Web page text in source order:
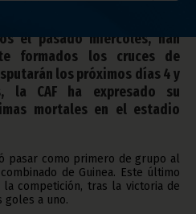
el pasado miércoles, han
formados los cruces de
los próximos días 4 y
la CAF ha expresado su
mortales en el estadio
pasar como primero de grupo al
de Guinea. Este último
competición, tras la victoria de
goles a uno.